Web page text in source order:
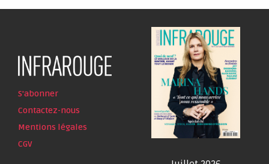
S'abonner
Contactez-nous
Mentions légales
CGV